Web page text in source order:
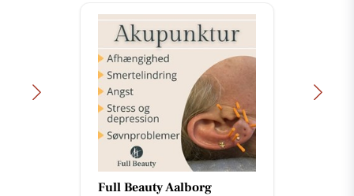
Full Beauty Aalborg